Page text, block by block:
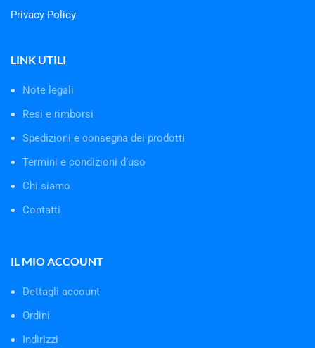
Privacy Policy
LINK UTILI
Note legali
Resi e rimborsi
Spedizioni e consegna dei prodotti
Termini e condizioni d’uso
Chi siamo
Contatti
IL MIO ACCOUNT
Dettagli account
Ordini
Indirizzi